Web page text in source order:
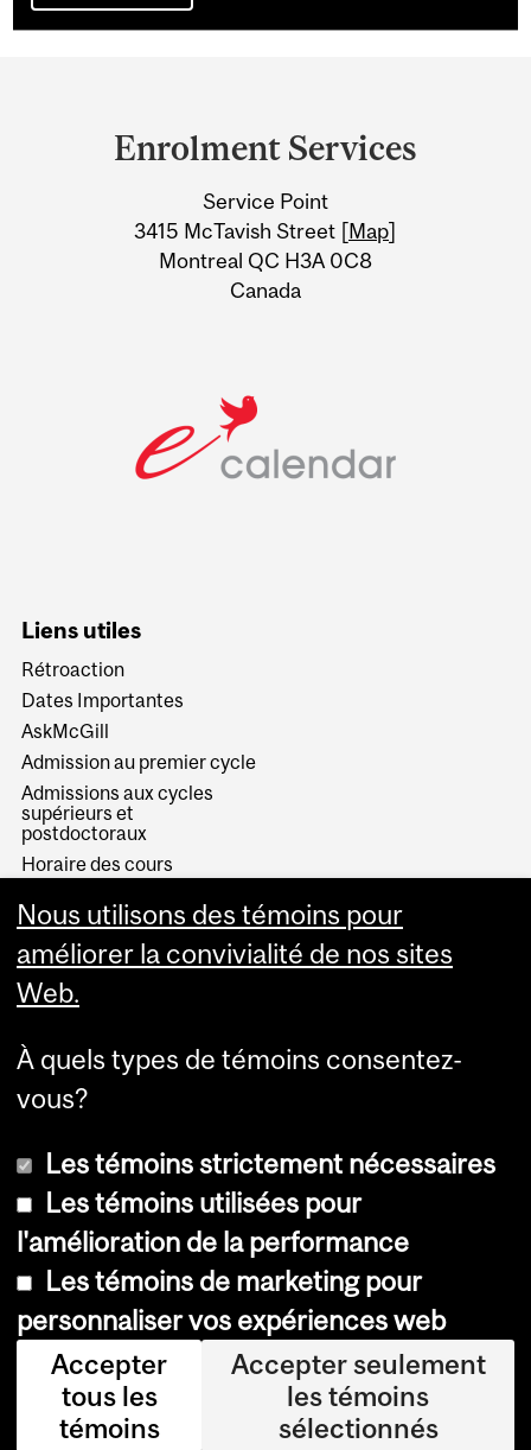
Information
Enrolment Services
Service Point
3415 McTavish Street [Map]
Montreal QC H3A 0C8
Canada
Liens utiles
Rétroaction
Dates Importantes
AskMcGill
Admission au premier cycle
Admissions aux cycles
supérieurs et
postdoctoraux
Horaire des cours
Services aux étudiants
© Université McGill, 2026
Accessibilité
Avis sur les témoins
Paramètres des témoins
Se connecter
Nous utilisons des témoins pour
améliorer la convivialité de nos sites
Web.
À quels types de témoins consentez-
vous?
Les témoins strictement nécessaires
Les témoins utilisées pour
l'amélioration de la performance
Les témoins de marketing pour
personnaliser vos expériences web
Accepter
tous les
témoins
Accepter seulement
les témoins
sélectionnés